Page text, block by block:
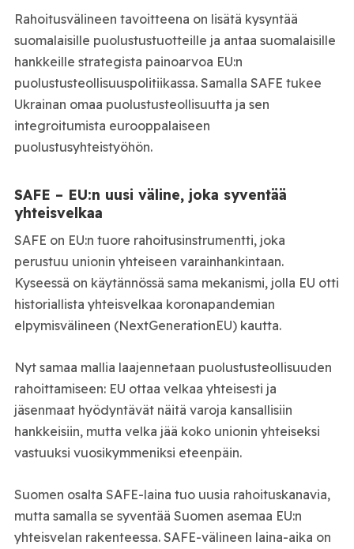
Rahoitusvälineen tavoitteena on lisätä kysyntää
suomalaisille puolustustuotteille ja antaa suomalaisille
hankkeille strategista painoarvoa EU:n
puolustusteollisuuspolitiikassa. Samalla SAFE tukee
Ukrainan omaa puolustusteollisuutta ja sen
integroitumista eurooppalaiseen
puolustusyhteistyöhön.
SAFE – EU:n uusi väline, joka syventää
yhteisvelkaa
SAFE on EU:n tuore rahoitusinstrumentti, joka
perustuu unionin yhteiseen varainhankintaan.
Kyseessä on käytännössä sama mekanismi, jolla EU otti
historiallista yhteisvelkaa koronapandemian
elpymisvälineen (NextGenerationEU) kautta.
Nyt samaa mallia laajennetaan puolustusteollisuuden
rahoittamiseen: EU ottaa velkaa yhteisesti ja
jäsenmaat hyödyntävät näitä varoja kansallisiin
hankkeisiin, mutta velka jää koko unionin yhteiseksi
vastuuksi vuosikymmeniksi eteenpäin.
Suomen osalta SAFE-laina tuo uusia rahoituskanavia,
mutta samalla se syventää Suomen asemaa EU:n
yhteisvelan rakenteessa. SAFE-välineen laina-aika on